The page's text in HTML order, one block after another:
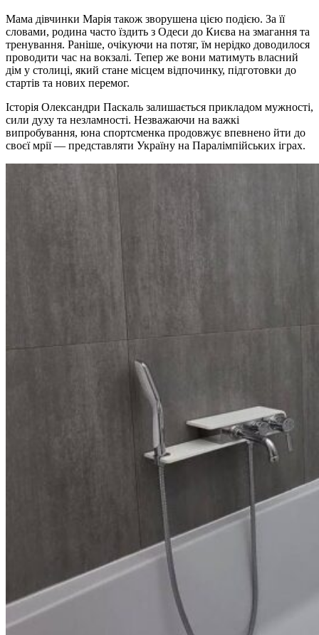
Мама дівчинки Марія також зворушена цією подією. За її
словами, родина часто їздить з Одеси до Києва на змагання та
тренування. Раніше, очікуючи на потяг, їм нерідко доводилося
проводити час на вокзалі. Тепер же вони матимуть власний
дім у столиці, який стане місцем відпочинку, підготовки до
стартів та нових перемог.
Історія Олександри Паскаль залишається прикладом мужності,
сили духу та незламності. Незважаючи на важкі
випробування, юна спортсменка продовжує впевнено йти до
своєї мрії — представляти Україну на Паралімпійських іграх.